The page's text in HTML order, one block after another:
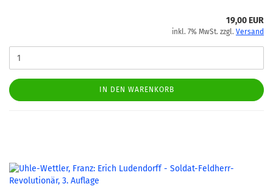
19,00 EUR
inkl. 7% MwSt. zzgl. Versand
IN DEN WARENKORB